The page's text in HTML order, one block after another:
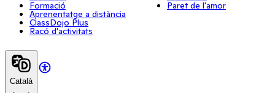
Formació
Aprenentatge a distància
ClassDojo Plus
Racó d'activitats
Paret de l'amor
Català